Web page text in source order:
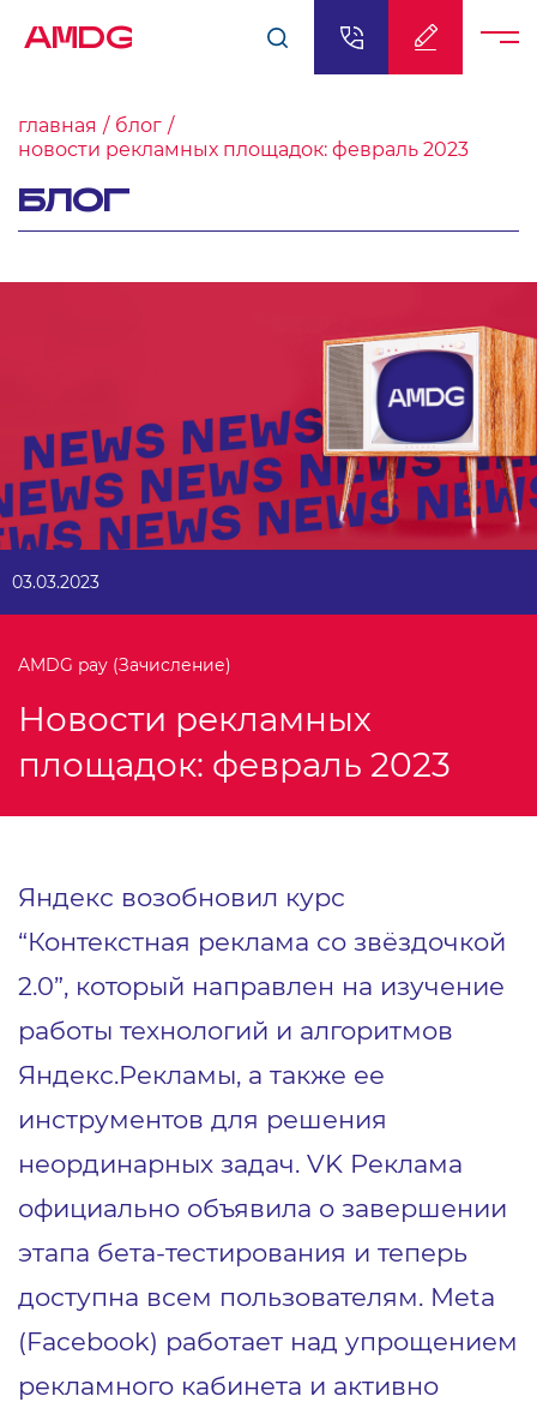
AMDG
главная
блог
новости рекламных площадок: февраль 2023
БЛОГ
03.03.2023
AMDG pay (Зачисление)
Новости рекламных
площадок: февраль 2023
Яндекс возобновил курс
“Контекстная реклама со звёздочкой
2.0”, который направлен на изучение
работы технологий и алгоритмов
Яндекс.Рекламы, а также ее
инструментов для решения
неординарных задач. VK Реклама
официально объявила о завершении
этапа бета-тестирования и теперь
доступна всем пользователям. Meta
(Facebook) работает над упрощением
рекламного кабинета и активно